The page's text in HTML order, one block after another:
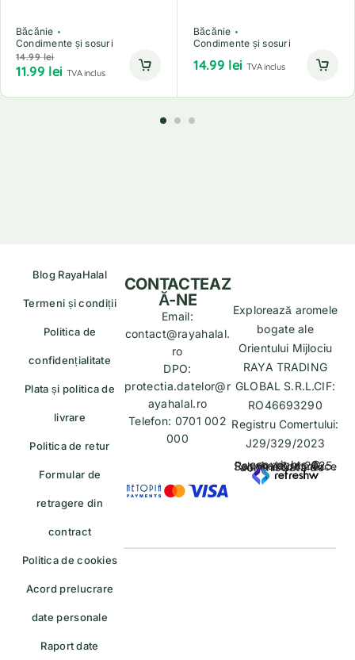
Băcănie
Condimente și sosuri
14.99lei
11.99 lei TVA inclus
Băcănie
Condimente și sosuri
14.99 lei TVA inclus
Blog RayaHalal
Termeni și condiții
Politica de
confidențialitate
Plata și politica de
livrare
Politica de retur
Formular de
retragere din
contract
Politica de cookies
Acord prelucrare
date personale
Raport date
Explorează aromele
bogate ale
Orientului Mijlociu
RAYA TRADING
GLOBAL S.R.L.CIF:
RO46693290
Registru Comertului:
J29/329/2023
copyrights © Rayahalal.ro 2025. Soluție eCommerce administrată de
CONTACTEAZ
Ă-NE
Email:
contact@rayahalal.
ro
DPO:
protectia.datelor@r
ayahalal.ro
Telefon: 0701 002
000